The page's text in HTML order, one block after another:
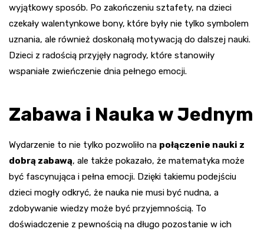
wyjątkowy sposób. Po zakończeniu sztafety, na dzieci
czekały walentynkowe bony, które były nie tylko symbolem
uznania, ale również doskonałą motywacją do dalszej nauki.
Dzieci z radością przyjęły nagrody, które stanowiły
wspaniałe zwieńczenie dnia pełnego emocji.
Zabawa i Nauka w Jednym
Wydarzenie to nie tylko pozwoliło na połączenie nauki z
dobrą zabawą, ale także pokazało, że matematyka może
być fascynująca i pełna emocji. Dzięki takiemu podejściu
dzieci mogły odkryć, że nauka nie musi być nudna, a
zdobywanie wiedzy może być przyjemnością. To
doświadczenie z pewnością na długo pozostanie w ich